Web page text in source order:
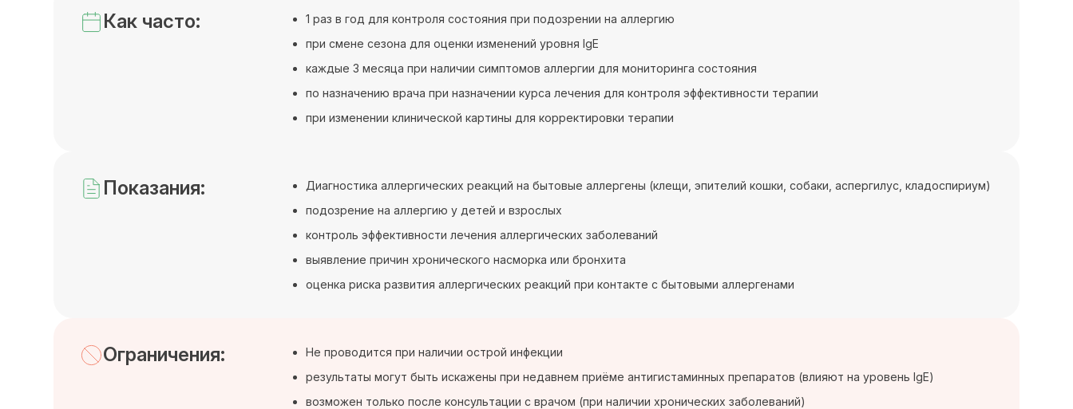
Как часто:
1 раз в год для контроля состояния при подозрении на аллергию
при смене сезона для оценки изменений уровня IgE
каждые 3 месяца при наличии симптомов аллергии для мониторинга состояния
по назначению врача при назначении курса лечения для контроля эффективности терапии
при изменении клинической картины для корректировки терапии
Показания:
Диагностика аллергических реакций на бытовые аллергены (клещи, эпителий кошки, собаки, аспергилус, кладоспириум)
подозрение на аллергию у детей и взрослых
контроль эффективности лечения аллергических заболеваний
выявление причин хронического насморка или бронхита
оценка риска развития аллергических реакций при контакте с бытовыми аллергенами
Ограничения:
Не проводится при наличии острой инфекции
результаты могут быть искажены при недавнем приёме антигистаминных препаратов (влияют на уровень IgE)
возможен только после консультации с врачом (при наличии хронических заболеваний)